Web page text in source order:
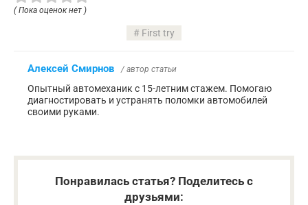
( Пока оценок нет )
First try
Алексей Смирнов / автор статьи
Опытный автомеханик с 15-летним стажем. Помогаю
диагностировать и устранять поломки автомобилей
своими руками.
Понравилась статья? Поделитесь с
друзьями: